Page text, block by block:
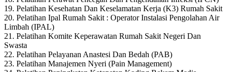
19. Pelatihan Kesehatan Dan Keselamatan Kerja (K3) Rumah Sakit
20. Pelatihan Ipal Rumah Sakit : Operator Instalasi Pengolahan Air
Limbah (IPAL)
21. Pelatihan Komite Keperawatan Rumah Sakit Negeri Dan
Swasta
22. Pelatihan Pelayanan Anastesi Dan Bedah (PAB)
23. Pelatihan Manajemen Nyeri (Pain Management)